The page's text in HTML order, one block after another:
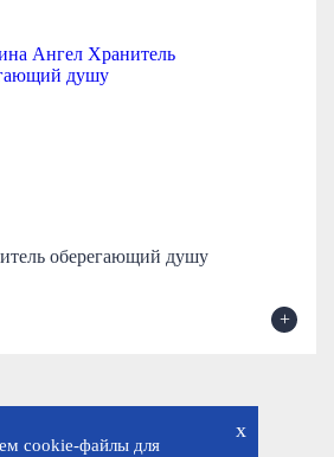
оберегающий душу
+
x
cookie-файлы для